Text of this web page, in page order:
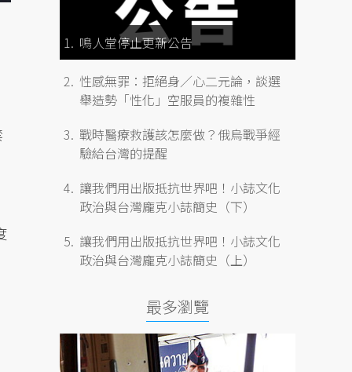
鳴人堂停止更新公告
性感無罪：拒絕身／心二元論，談選
舉造勢「性化」空服員的複雜性
戰時醫療救護該怎麼做？俄烏戰爭經
驗給台灣的提醒
讓我們用出版抵抗世界吧！小誌文化
政治與台灣龐克小誌簡史（下）
讓我們用出版抵抗世界吧！小誌文化
政治與台灣龐克小誌簡史（上）
最多瀏覽